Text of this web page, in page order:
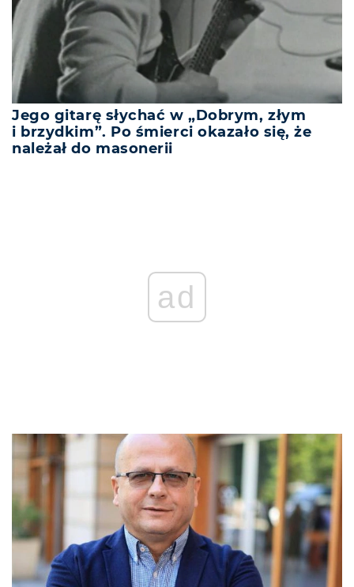
Jego gitarę słychać w „Dobrym, złym
i brzydkim”. Po śmierci okazało się, że
należał do masonerii
ad